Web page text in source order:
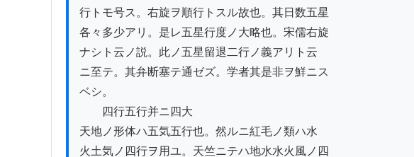
行トモ号ス。右旋ヲ順行トスル故也。其日数五星
各々多少アリ。是レ五星行度ノ大略也。宋儒右旋
ナシト云ノ説。此ノ五星留退二行ノ義アリト云
ニ至テ。其弁断塞テ通ゼズ。学者其是非ヲ鮮ニス
ベシ。
四行五行并ニ四大
天地ノ形体ハ五気五行也。然ルニ紅毛ノ類ハ水
火土気ノ四行ヲ用ユ。天竺ニテハ地水水火風ノ四